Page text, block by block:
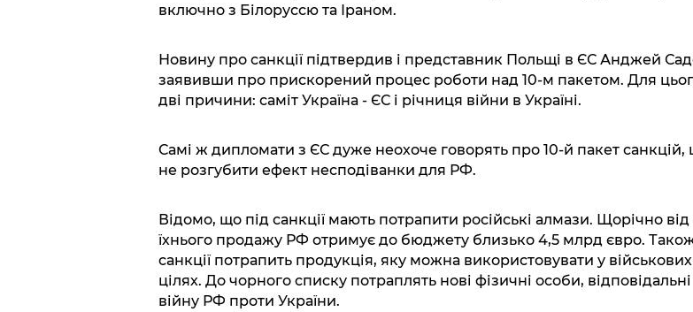
включно з Білоруссю та Іраном.
Новину про санкції підтвердив і представник Польщі в ЄС Анджей
заявивши про прискорений процес роботи над 10-м пакетом. Для
дві причини: саміт Україна - ЄС і річниця війни в Україні.
Самі ж дипломати з ЄС дуже неохоче говорять про 10-й пакет санкцій,
не розгубити ефект несподіванки для РФ.
Відомо, що під санкції мають потрапити російські алмази. Щорічно від
їхнього продажу РФ отримує до бюджету близько 4,5 млрд євро.
санкції потрапить продукція, яку можна використовувати у військових
цілях. До чорного списку потраплять нові фізичні особи, відповідальні
війну РФ проти України.